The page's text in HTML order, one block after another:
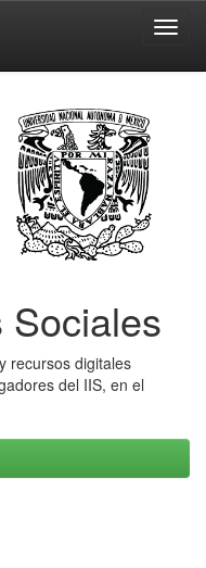
Sociales
recursos digitales
del IIS, en el